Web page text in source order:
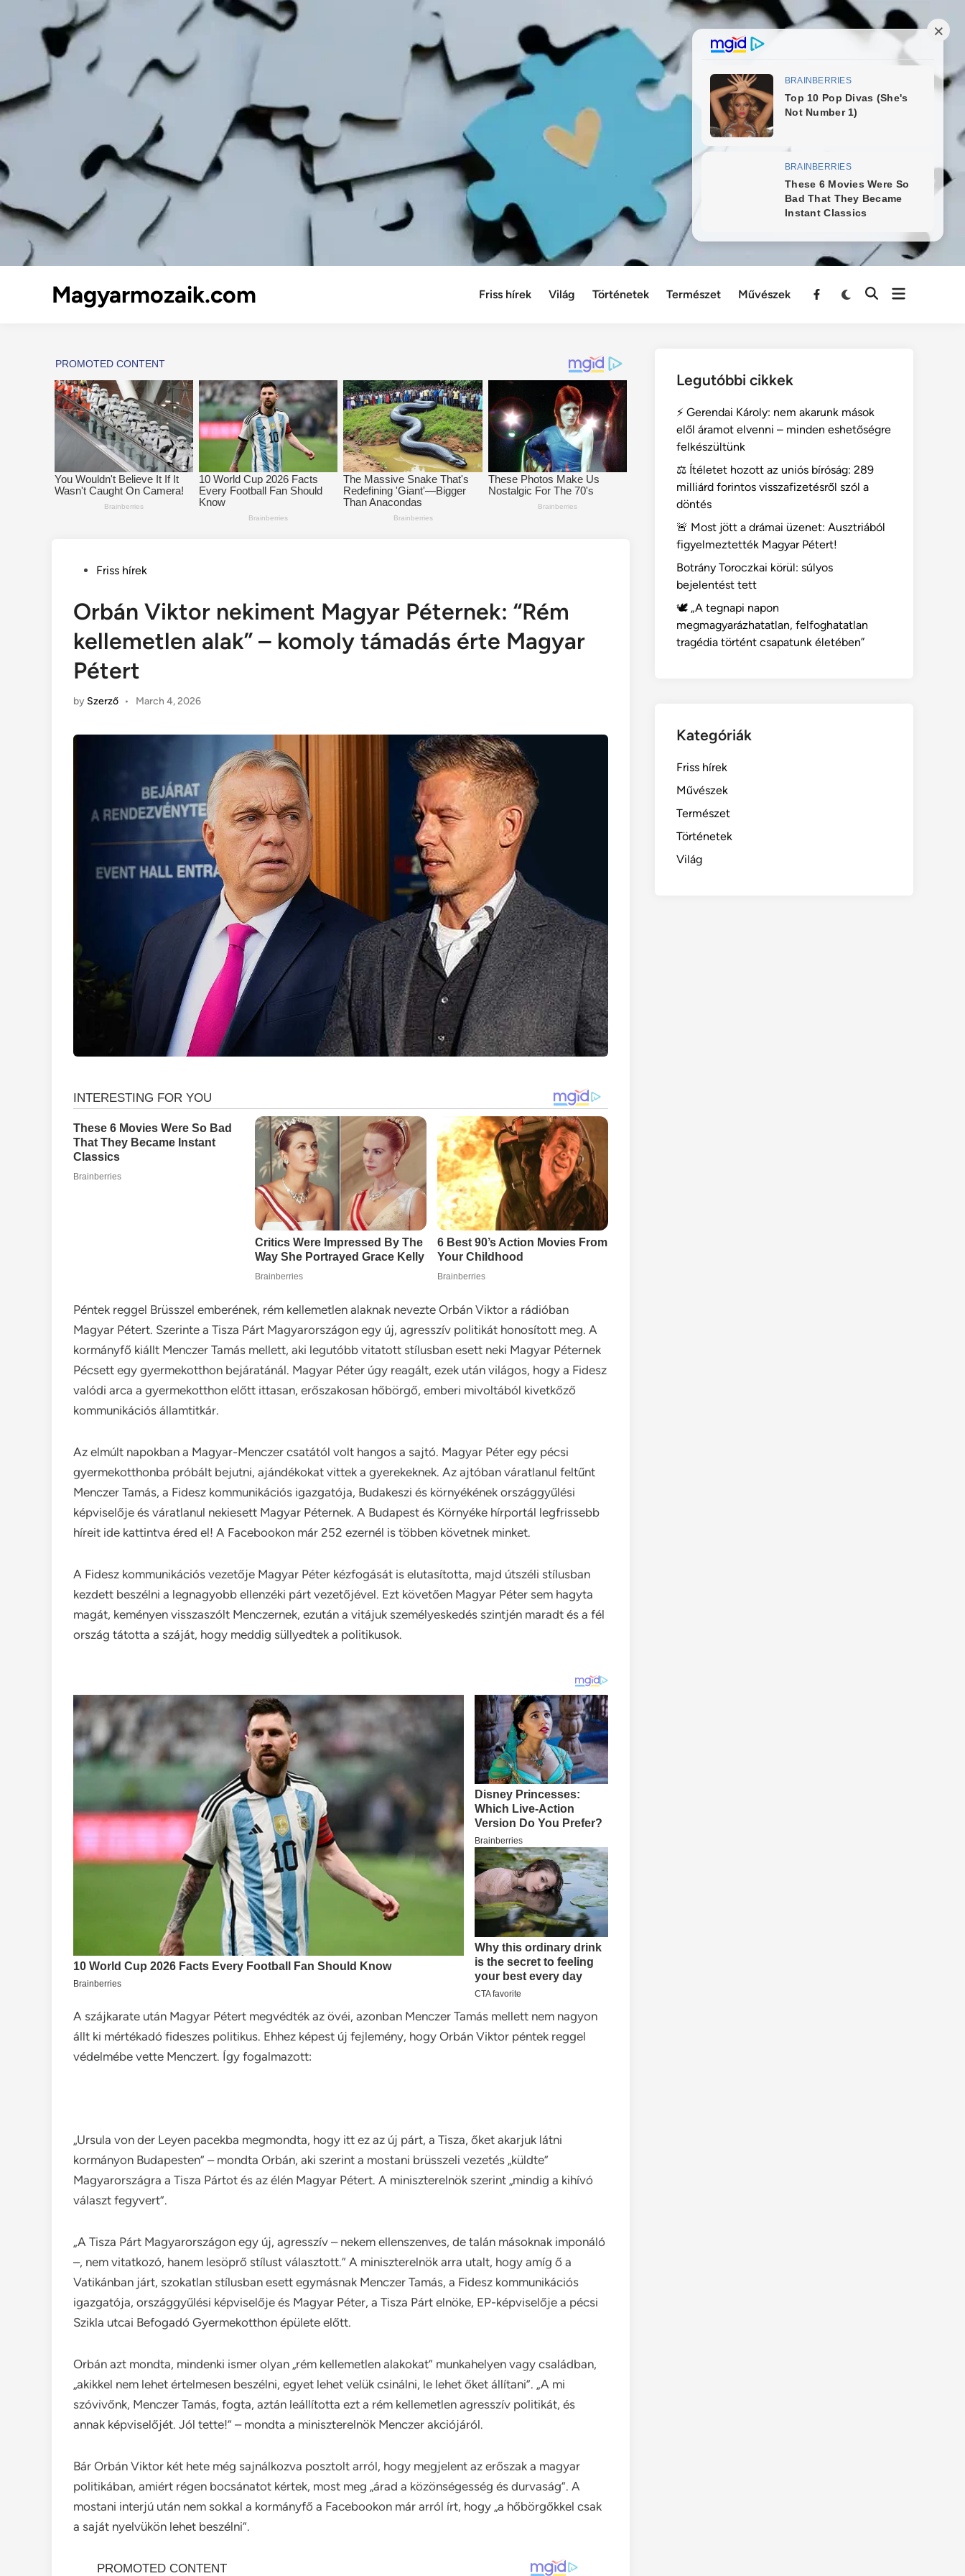
Magyarmozaik.com Friss hírek Világ Történetek Természet Művészek
Menu
PostedFriss hírek
Orbán Viktor nekiment Magyar Péternek: “Rém
kellemetlen alak” – komoly támadás érte Magyar
Pétert
by Szerző • March 4, 2026
Péntek reggel Brüsszel emberének, rém kellemetlen alaknak nevezte Orbán Viktor a rádióban
Magyar Pétert. Szerinte a Tisza Párt Magyarországon egy új, agresszív politikát honosított meg. A
kormányfő kiállt Menczer Tamás mellett, aki legutóbb vitatott stílusban esett neki Magyar Péternek
Pécsett egy gyermekotthon bejáratánál. Magyar Péter úgy reagált, ezek után világos, hogy a Fidesz
valódi arca a gyermekotthon előtt ittasan, erőszakosan hőbörgő, emberi mivoltából kivetkőző
kommunikációs államtitkár.
Az elmúlt napokban a Magyar-Menczer csatától volt hangos a sajtó. Magyar Péter egy pécsi
gyermekotthonba próbált bejutni, ajándékokat vittek a gyerekeknek. Az ajtóban váratlanul feltűnt
Menczer Tamás, a Fidesz kommunikációs igazgatója, Budakeszi és környékének országgyűlési
képviselője és váratlanul nekiesett Magyar Péternek. A Budapest és Környéke hírportál legfrissebb
híreit ide kattintva éred el! A Facebookon már 252 ezernél is többen követnek minket.
A Fidesz kommunikációs vezetője Magyar Péter kézfogását is elutasította, majd útszéli stílusban
kezdett beszélni a legnagyobb ellenzéki párt vezetőjével. Ezt követően Magyar Péter sem hagyta
magát, keményen visszaszólt Menczernek, ezután a vitájuk személyeskedés szintjén maradt és a fél
ország tátotta a száját, hogy meddig süllyedtek a politikusok.
A szájkarate után Magyar Pétert megvédték az övéi, azonban Menczer Tamás mellett nem nagyon
állt ki mértékadó fideszes politikus. Ehhez képest új fejlemény, hogy Orbán Viktor péntek reggel
védelmébe vette Menczert. Így fogalmazott:
„Ursula von der Leyen pacekba megmondta, hogy itt ez az új párt, a Tisza, őket akarjuk látni
kormányon Budapesten” – mondta Orbán, aki szerint a mostani brüsszeli vezetés „küldte”
Magyarországra a Tisza Pártot és az élén Magyar Pétert. A miniszterelnök szerint „mindig a kihívó
választ fegyvert”.
„A Tisza Párt Magyarországon egy új, agresszív – nekem ellenszenves, de talán másoknak imponáló
–, nem vitatkozó, hanem lesöprő stílust választott.” A miniszterelnök arra utalt, hogy amíg ő a
Vatikánban járt, szokatlan stílusban esett egymásnak Menczer Tamás, a Fidesz kommunikációs
igazgatója, országgyűlési képviselője és Magyar Péter, a Tisza Párt elnöke, EP-képviselője a pécsi
Szikla utcai Befogadó Gyermekotthon épülete előtt.
Orbán azt mondta, mindenki ismer olyan „rém kellemetlen alakokat” munkahelyen vagy családban,
„akikkel nem lehet értelmesen beszélni, egyet lehet velük csinálni, le lehet őket állítani”. „A mi
szóvivőnk, Menczer Tamás, fogta, aztán leállította ezt a rém kellemetlen agresszív politikát, és
annak képviselőjét. Jól tette!” – mondta a miniszterelnök Menczer akciójáról.
Bár Orbán Viktor két hete még sajnálkozva posztolt arról, hogy megjelent az erőszak a magyar
politikában, amiért régen bocsánatot kértek, most meg „árad a közönségesség és durvaság”. A
mostani interjú után nem sokkal a kormányfő a Facebookon már arról írt, hogy „a hőbörgőkkel csak
a saját nyelvükön lehet beszélni”.
Legutóbbi cikkek
⚡ Gerendai Károly: nem akarunk mások
elől áramot elvenni – minden eshetőségre
felkészültünk
⚖️ Ítéletet hozott az uniós bíróság: 289
milliárd forintos visszafizetésről szól a
döntés
🚨 Most jött a drámai üzenet: Ausztriából
figyelmeztették Magyar Pétert!
Botrány Toroczkai körül: súlyos
bejelentést tett
🕊️ „A tegnapi napon
megmagyarázhatatlan, felfoghatatlan
tragédia történt csapatunk életében”
Kategóriák
Friss hírek
Művészek
Természet
Történetek
Világ